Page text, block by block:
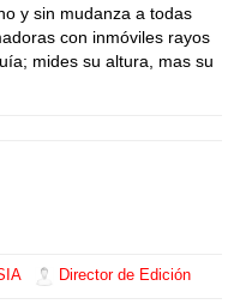
y sin mudanza a todas
con inmóviles rayos
mides su altura, mas su
Director de Edición